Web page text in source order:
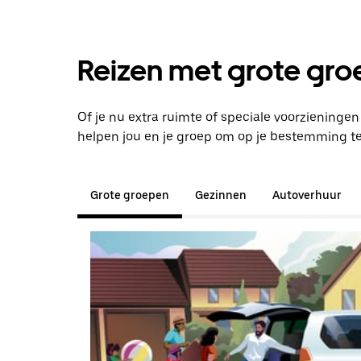
Reizen met grote
Of je nu extra ruimte of speciale
helpen jou en je groep om op je bestemming
Grote groepen Gezinnen Autoverhuur